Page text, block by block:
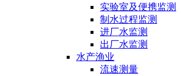
实验室及便携监测
制水过程监测
进厂水监测
出厂水监测
水产渔业
流速测量